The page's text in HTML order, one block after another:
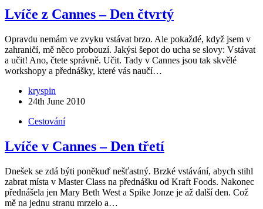
Lvíče z Cannes – Den čtvrtý
Opravdu nemám ve zvyku vstávat brzo. Ale pokaždé, když jsem v
zahraničí, mě něco probouzí. Jakýsi šepot do ucha se slovy: Vstávat
a učit! Ano, čtete správně. Učit. Tady v Cannes jsou tak skvělé
workshopy a přednášky, které vás naučí…
kryspin
24th June 2010
Cestování
Lvíče v Cannes – Den třetí
Dnešek se zdá býti poněkuď nešťastný. Brzké vstávání, abych stihl
zabrat místa v Master Class na přednášku od Kraft Foods. Nakonec
přednášela jen Mary Beth West a Spike Jonze je až další den. Což
mě na jednu stranu mrzelo a…